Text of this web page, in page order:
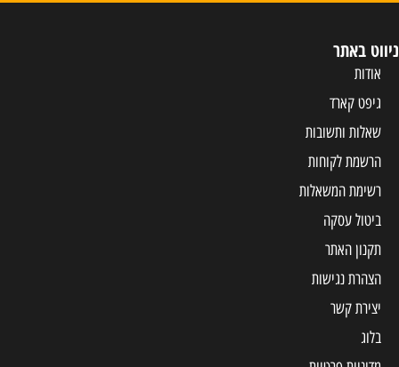
ניווט באתר
אודות
גיפט קארד
שאלות ותשובות
הרשמת לקוחות
רשימת המשאלות
ביטול עסקה
תקנון האתר
הצהרת נגישות
יצירת קשר
בלוג